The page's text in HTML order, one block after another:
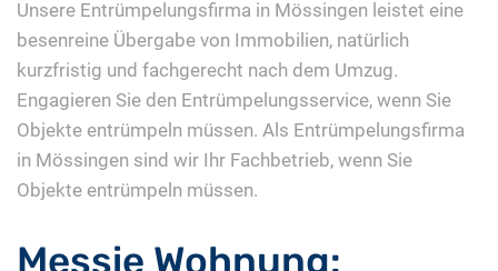
Unsere Entrümpelungsfirma in Mössingen leistet eine
besenreine Übergabe von Immobilien, natürlich
kurzfristig und fachgerecht nach dem Umzug.
Engagieren Sie den Entrümpelungsservice, wenn Sie
Objekte entrümpeln müssen. Als Entrümpelungsfirma
in Mössingen sind wir Ihr Fachbetrieb, wenn Sie
Objekte entrümpeln müssen.
Messie Wohnung: